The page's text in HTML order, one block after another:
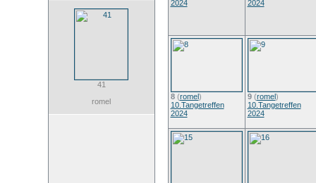
41
romel
2024
2024
8(romel)
10.Tangetreffen
2024
9(romel)
10.Tangetreffen
2024